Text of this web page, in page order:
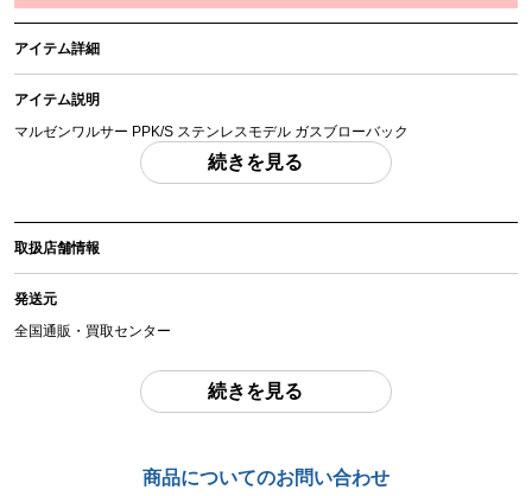
アイテム詳細
アイテム説明
マルゼンワルサー PPK/S ステンレスモデル ガスブローバック
「付属品」・・・ 写真に写っているものが全てです。 （撮影、運搬備品は除
アイテム状態
中古：A（使用感の少ない美品）
済みです(0.2gBBにて計測 約0.33J 57.35m/s)。マガジンにガス漏れは見られま
せん。中古品となりますので、画像にて内容、状態をご確認の上ご検討くださ
お品物についてのご注意 を必ずお読み頂き、ご同意の上でご購入下さい
続きを見る
取扱店舗情報
発送元
全国通販・買取センター
東京都江戸川区中葛西6-10-14 2F
続きを見る
商品についてのお問い合わせ